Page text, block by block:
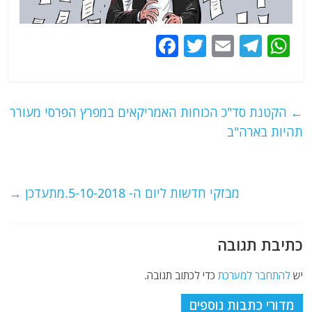
W
s
A
T
g
ra
E
l
T
er
e
k
← הקטנת סד"כ הכוחות האמריקאים במפרץ הפרסי מעורר
תהיות בארה"ב
מבזקי חדשות ליום ה- 5-10-2018.מתעדכן →
כתיבת תגובה
ישלהתחבר למערכת כדי לכתוב תגובה.
מדורי כתבות נוספים